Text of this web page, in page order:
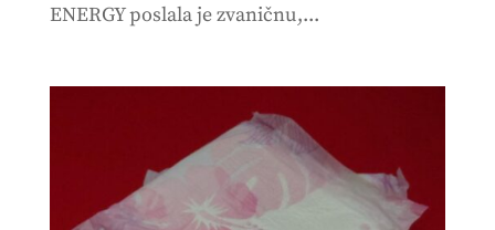
ENERGY poslala je zvaničnu,...